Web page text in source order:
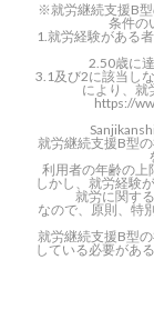
※就労継続支援B
条件の
1.就労経験がある
2.50歳に
3.1及び2に該当し
により、就
https://
就労継続支援B型
利用者の年齢の上
しかし、就労経験
就労に関す
なので、原則、特
就労継続支援B型
している必要があ